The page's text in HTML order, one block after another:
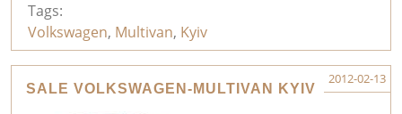
Tags:
Volkswagen, Multivan, Kyiv
SALE VOLKSWAGEN-MULTIVAN KYIV
2012-02-13